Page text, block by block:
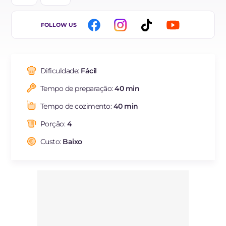
IT
FR
DE
NL
FOLLOW US
Dificuldade: Fácil
Tempo de preparação:40 min
Tempo de cozimento:40 min
Porção:4
Custo: Baixo